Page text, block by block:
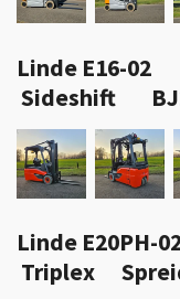
Linde E16-
Sideshift
Linde
Triplex